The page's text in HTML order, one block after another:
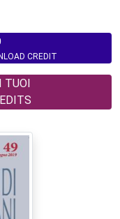
CREDIT
TUOI